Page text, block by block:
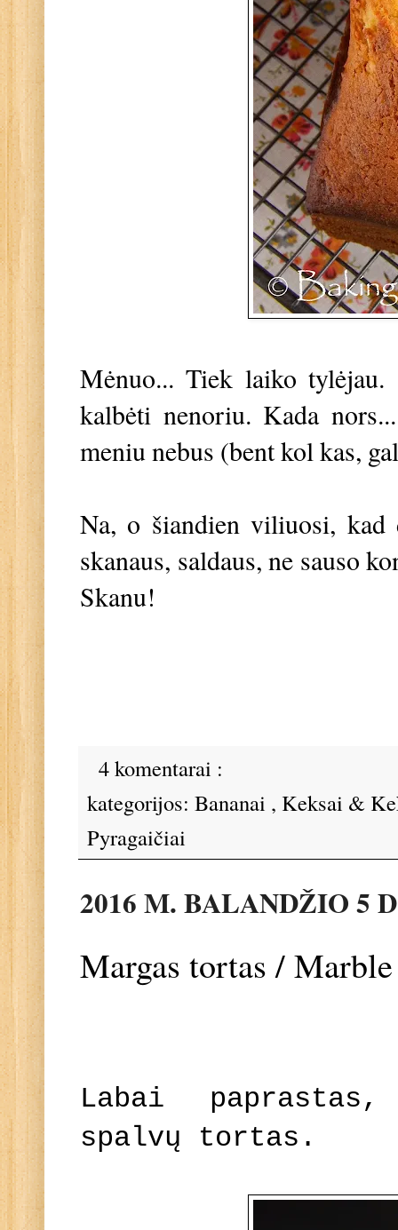
Mėnuo... Tiek laiko tylėjau.
kalbėti nenoriu. Kada
meniu nebus (bent kol kas,
Na, o šiandien viliuosi, kad
skanaus, saldaus, ne sauso
Skanu!
4 komentarai :
kategorijos: Bananai , Keksai &
Pyragaičiai
2016 M. BALANDŽIO 5
Margas tortas /
Labai
spalvų tortas.